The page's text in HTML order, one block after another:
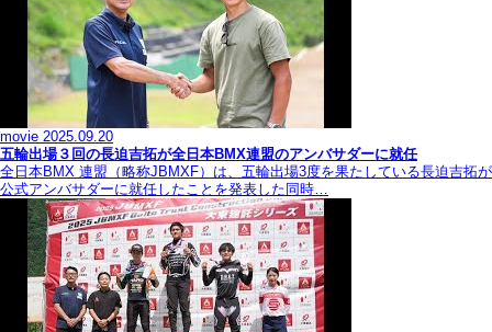
movie 2025.09.20
五輪出場３回の長迫吉拓が全日本BMX連盟のアンバサダーに就任
全日本BMX 連盟（略称JBMXF）は、五輪出場3度を果たしている長迫吉拓が
公式アンバサダーに就任したことを発表した同時…